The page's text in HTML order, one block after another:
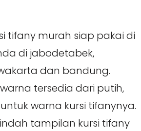
tifany murah siap pakai di
di jabodetabek,
dan bandung.
tersedia dari putih,
warna kursi tifanynya.
tampilan kursi tifany